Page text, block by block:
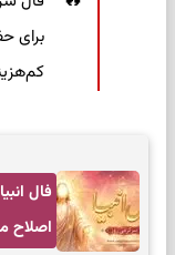
برای
اصلاح